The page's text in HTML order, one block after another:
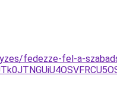
fedezze-fel-a-